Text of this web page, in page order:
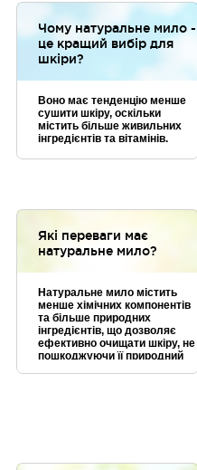
Чому натуральне мило -
це кращий вибір для
шкіри?
Воно має тенденцію менше
сушити шкіру, оскільки
містить більше живильних
інгредієнтів та вітамінів.
Які переваги має
натуральне мило?
Натуральне мило містить
менше хімічних компонентів
та більше природних
інгредієнтів, що дозволяє
ефективно очищати шкіру, не
пошкоджуючи її природний